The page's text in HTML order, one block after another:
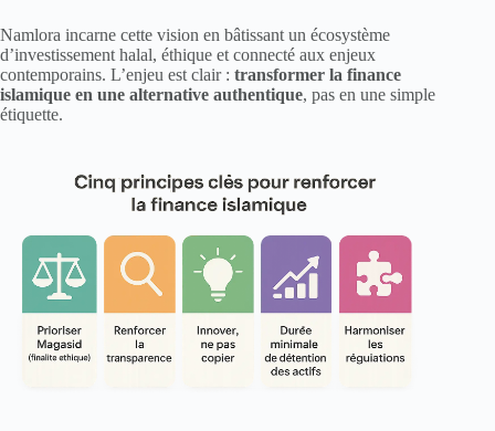
Namlora incarne cette vision en bâtissant un écosystème
d’investissement halal, éthique et connecté aux enjeux
contemporains. L’enjeu est clair : transformer la finance
islamique en une alternative authentique, pas en une simple
étiquette.